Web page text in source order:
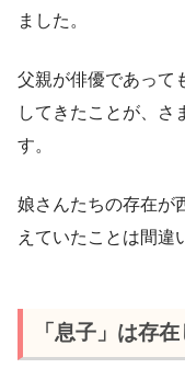
ました。
父親が俳優であって
してきたことが、さ
す。
娘さんたちの存在が
えていたことは間違
「息子」は存